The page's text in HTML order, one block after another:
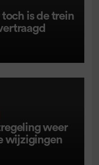
toch is de trein
weer
wijzigingen